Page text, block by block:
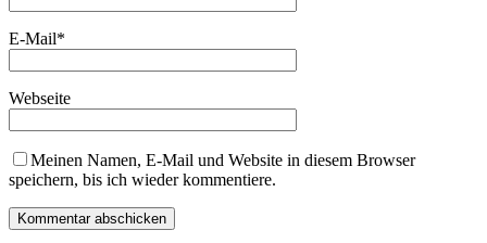
E-Mail*
Webseite
Meinen Namen, E-Mail und Website in diesem Browser
speichern, bis ich wieder kommentiere.